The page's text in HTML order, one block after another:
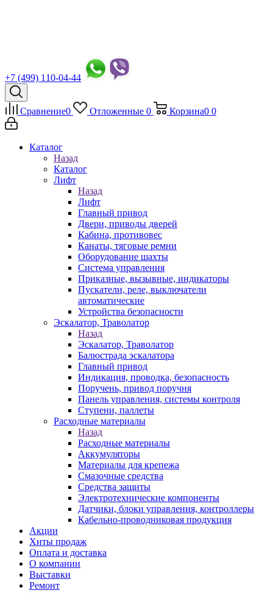
+7 (499) 110-04-44
Сравнение0 Отложенные 0 Корзина0 0
Каталог
Назад
Каталог
Лифт
Назад
Лифт
Главный привод
Двери, приводы дверей
Кабина, противовес
Канаты, тяговые ремни
Оборудование шахты
Система управления
Приказные, вызывные, индикаторы
Пускатели, реле, выключатели
автоматические
Устройства безопасности
Эскалатор, Траволатор
Назад
Эскалатор, Траволатор
Балюстрада эскалатора
Главный привод
Индикация, проводка, безопасность
Поручень, привод поручня
Панель управления, системы контроля
Ступени, паллеты
Расходные материалы
Назад
Расходные материалы
Аккумуляторы
Материалы для крепежа
Смазочные средства
Средства защиты
Электротехнические компоненты
Датчики, блоки управления, контроллеры
Кабельно-проводниковая продукция
Акции
Хиты продаж
Оплата и доставка
О компании
Выставки
Ремонт